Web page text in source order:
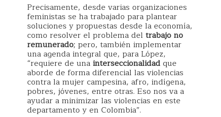
Precisamente, desde varias organizaciones
feministas se ha trabajado para plantear
soluciones y propuestas desde la economía,
como resolver el problema del trabajo no
remunerado; pero, también implementar
una agenda integral que, para López,
“requiere de unainterseccionalidadque
aborde de forma diferencial las violencias
contra la mujer campesina, afro, indígena,
pobres, jóvenes, entre otras. Eso nos va a
ayudar a minimizar las violencias en este
departamento y en Colombia”.